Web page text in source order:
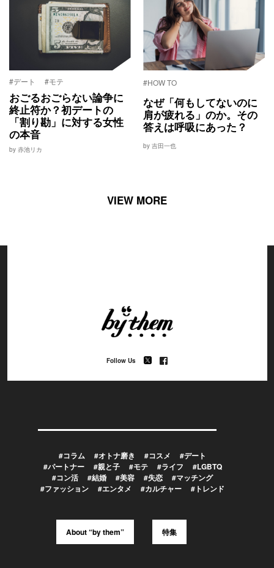
#デート #モテ
おごるおごらない論争に
終止符か？初デートの
「割り勘」に対する女性
の本音
by 赤池リカ
#HOW TO
なぜ「何もしてないのに
肩が疲れる」のか。その
答えは呼吸にあった？
by 吉田一也
VIEW MORE
Follow Us
#コラム #オトナ磨き #コスメ
#デート
#パートナー
#親と子 #モテ #ライフ
#LGBTQ
#コン活
#結婚 #美容 #失恋
#マッチング
#ファッション
#エンタメ #カルチャー #トレンド
About “by them” 特集